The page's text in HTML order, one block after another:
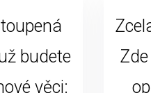
budete
věci: